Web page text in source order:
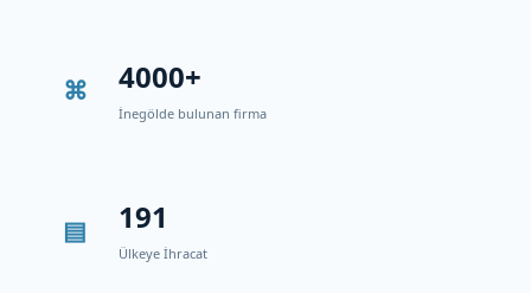
4000+
İnegölde bulunan firma
191
Ülkeye İhracat